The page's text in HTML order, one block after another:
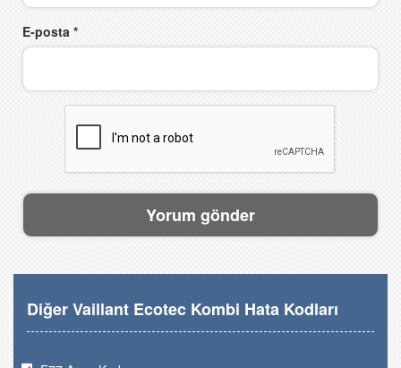
E-posta *
Diğer Vaillant Ecotec Kombi Hata Kodları